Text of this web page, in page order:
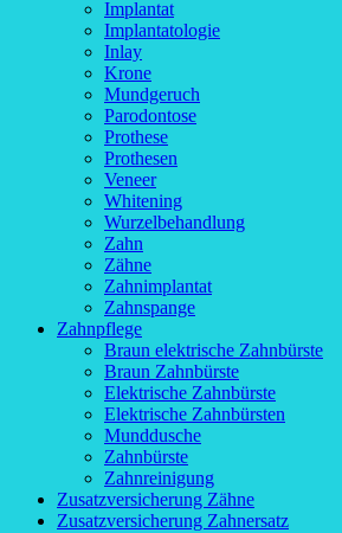
Implantat
Implantatologie
Inlay
Krone
Mundgeruch
Parodontose
Prothese
Prothesen
Veneer
Whitening
Wurzelbehandlung
Zahn
Zähne
Zahnimplantat
Zahnspange
Zahnpflege
Braun elektrische Zahnbürste
Braun Zahnbürste
Elektrische Zahnbürste
Elektrische Zahnbürsten
Munddusche
Zahnbürste
Zahnreinigung
Zusatzversicherung Zähne
Zusatzversicherung Zahnersatz